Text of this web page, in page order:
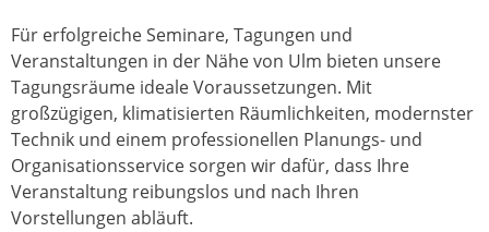
Für erfolgreiche Seminare, Tagungen und
Veranstaltungen in der Nähe von Ulm bieten unsere
Tagungsräume ideale Voraussetzungen. Mit
großzügigen, klimatisierten Räumlichkeiten, modernster
Technik und einem professionellen Planungs- und
Organisationsservice sorgen wir dafür, dass Ihre
Veranstaltung reibungslos und nach Ihren
Vorstellungen abläuft.